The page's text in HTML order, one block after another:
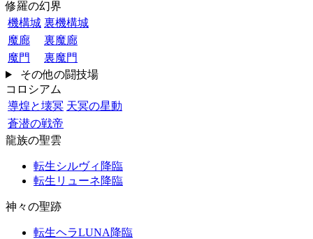
修羅の幻界
機構城 裏機構城
魔廊
裏魔廊
魔門
裏魔門
その他の闘技場
コロシアム
導煌と壊冥 天冥の星動
蒼潜の戦帝
龍族の聖雲
転生シルヴィ降臨
転生リューネ降臨
神々の聖跡
転生ヘラLUNA降臨